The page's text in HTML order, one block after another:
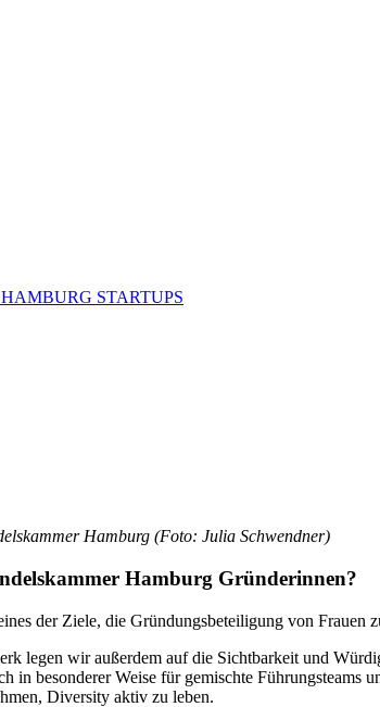
STARTUPS
Hamburg (Foto: Julia Schwendner)
Hamburg Gründerinnen?
der Ziele, die Gründungsbeteiligung von
legen wir außerdem auf die Sichtbarkeit und
in besonderer Weise für gemischte
Diversity aktiv zu leben.